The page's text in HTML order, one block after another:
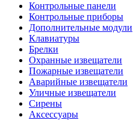
Контрольные панели
Контрольные приборы
Дополнительные модули
Клавиатуры
Брелки
Охранные извещатели
Пожарные извещатели
Аварийные извещатели
Уличные извещатели
Сирены
Аксессуары